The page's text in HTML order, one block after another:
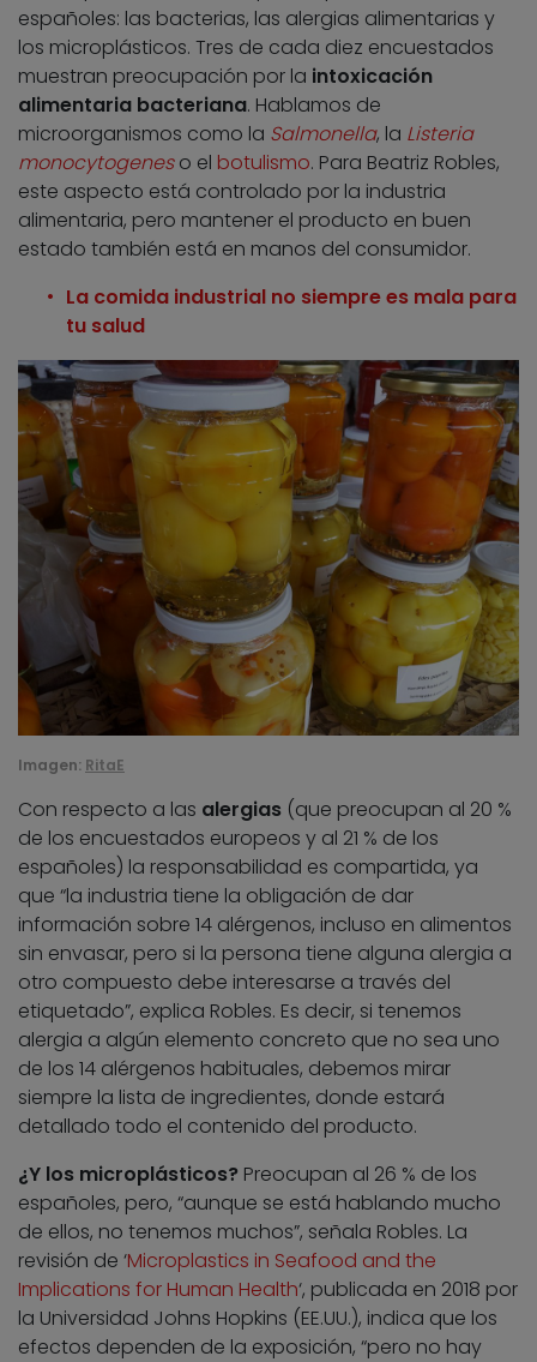
españoles: las bacterias, las alergias alimentarias y
los microplásticos. Tres de cada diez encuestados
muestran preocupación por la intoxicación
alimentaria bacteriana. Hablamos de
microorganismos como la Salmonella, la Listeria
monocytogeneso el botulismo. Para Beatriz Robles,
este aspecto está controlado por la industria
alimentaria, pero mantener el producto en buen
estado también está en manos del consumidor.
La comida industrial no siempre es mala para
tu salud
Imagen: RitaE
Con respecto a las alergias (que preocupan al 20 %
de los encuestados europeos y al 21 % de los
españoles) la responsabilidad es compartida, ya
que “la industria tiene la obligación de dar
información sobre 14 alérgenos, incluso en alimentos
sin envasar, pero si la persona tiene alguna alergia a
otro compuesto debe interesarse a través del
etiquetado”, explica Robles. Es decir, si tenemos
alergia a algún elemento concreto que no sea uno
de los 14 alérgenos habituales, debemos mirar
siempre la lista de ingredientes, donde estará
detallado todo el contenido del producto.
¿Y los microplásticos? Preocupan al 26 % de los
españoles, pero, “aunque se está hablando mucho
de ellos, no tenemos muchos”, señala Robles. La
revisión de ‘Microplastics in Seafood and the
Implications for Human Health‘, publicada en 2018 por
la Universidad Johns Hopkins (EE.UU.), indica que los
efectos dependen de la exposición, “pero no hay